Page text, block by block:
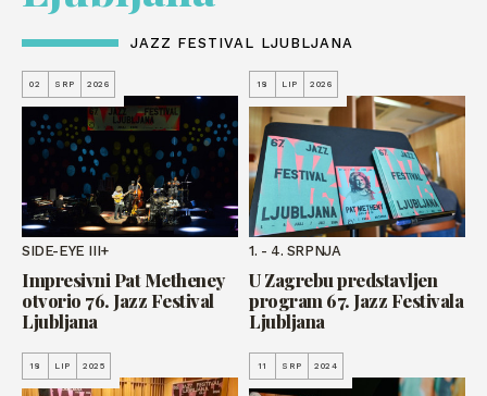
JAZZ FESTIVAL LJUBLJANA
02 SRP 2026
SIDE-EYE III+
Impresivni Pat Metheney
otvorio 76. Jazz Festival
Ljubljana
18 LIP 2026
1. - 4. SRPNJA
U Zagrebu predstavljen
program 67. Jazz Festivala
Ljubljana
18 LIP 2025 11 SRP 2024